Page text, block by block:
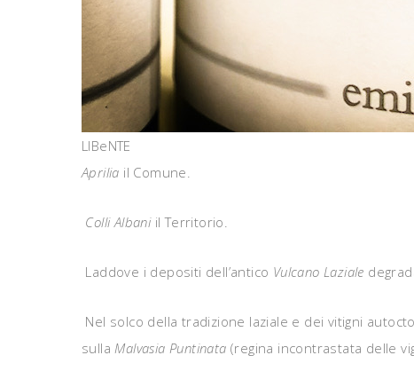
LIBeNTE
Aprilia il Comune.
Colli Albaniil Territorio.
Laddove i depositi dell’antico Vulcano Laziale
Nel solco della tradizione laziale e dei vitigni
sullaMalvasia Puntinata (regina incontrastata delle